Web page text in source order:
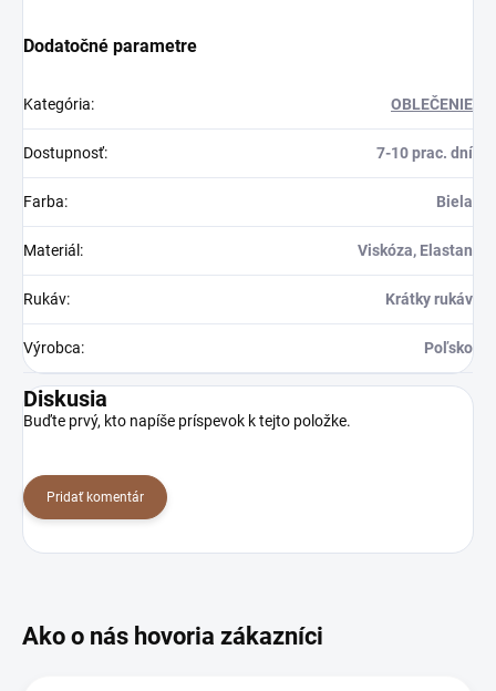
Dodatočné parametre
Kategória: OBLEČENIE
Dostupnosť: 7-10 prac. dní
Farba: Biela
Materiál: Viskóza, Elastan
Rukáv: Krátky rukáv
Výrobca: Poľsko
Diskusia
Buďte prvý, kto napíše príspevok k tejto položke.
Pridať komentár